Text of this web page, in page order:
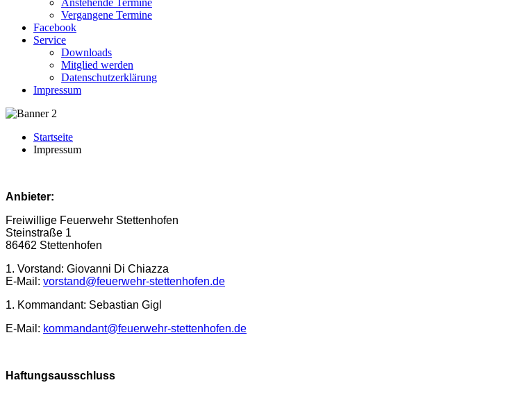
Anstehende Termine
Vergangene Termine
Facebook
Service
Downloads
Mitglied werden
Datenschutzerklärung
Impressum
Startseite
Impressum
Anbieter:
Freiwillige Feuerwehr Stettenhofen
Steinstraße 1
86462 Stettenhofen
1. Vorstand: Giovanni Di Chiazza
E-Mail: vorstand@feuerwehr-stettenhofen.de
1. Kommandant: Sebastian Gigl
E-Mail: kommandant@feuerwehr-stettenhofen.de
Haftungsausschluss